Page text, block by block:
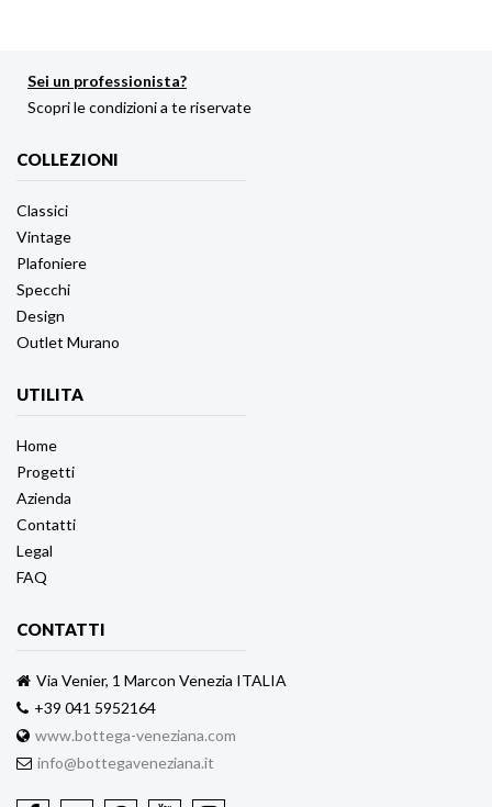
Sei un professionista?
Scopri le condizioni a te riservate
COLLEZIONI
Classici
Vintage
Plafoniere
Specchi
Design
Outlet Murano
UTILITA
Home
Progetti
Azienda
Contatti
Legal
FAQ
CONTATTI
Via Venier, 1 Marcon Venezia ITALIA
+39 041 5952164
www.bottega-veneziana.com
info@bottegaveneziana.it